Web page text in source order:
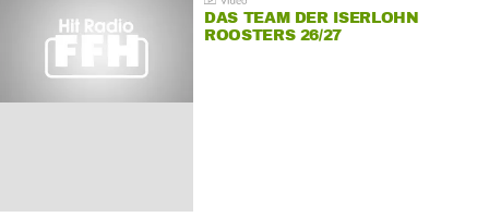
DAS TEAM DER ISERLOHN
ROOSTERS 26/27